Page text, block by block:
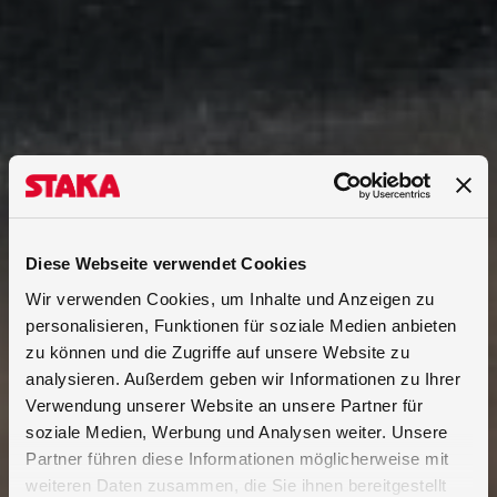
Diese Webseite verwendet Cookies
Wir verwenden Cookies, um Inhalte und Anzeigen zu
personalisieren, Funktionen für soziale Medien anbieten
zu können und die Zugriffe auf unsere Website zu
analysieren. Außerdem geben wir Informationen zu Ihrer
Verwendung unserer Website an unsere Partner für
soziale Medien, Werbung und Analysen weiter. Unsere
Partner führen diese Informationen möglicherweise mit
weiteren Daten zusammen, die Sie ihnen bereitgestellt